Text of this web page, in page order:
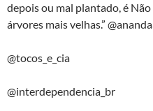
depois ou mal plantado, é
árvores mais velhas.”
@tocos_e_cia
@interdependencia_br